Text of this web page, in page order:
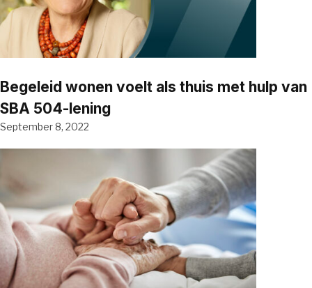
Begeleid wonen voelt als thuis met hulp van
SBA 504-lening
September 8, 2022